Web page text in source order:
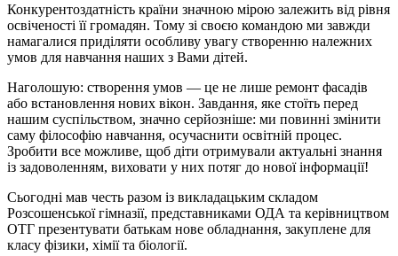
Конкурентоздатність країни значною мірою залежить від рівня
освіченості її громадян. Тому зі своєю командою ми завжди
намагалися приділяти особливу увагу створенню належних
умов для навчання наших з Вами дітей.
Наголошую: створення умов — це не лише ремонт фасадів
або встановлення нових вікон. Завдання, яке стоїть перед
нашим суспільством, значно серйозніше: ми повинні змінити
саму філософію навчання, осучаснити освітній процес.
Зробити все можливе, щоб діти отримували актуальні знання
із задоволенням, виховати у них потяг до нової інформації!
Сьогодні мав честь разом із викладацьким складом
Розсошенської гімназії, представниками ОДА та керівництвом
ОТГ презентувати батькам нове обладнання, закуплене для
класу фізики, хімії та біології.